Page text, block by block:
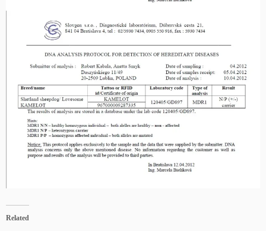
Related